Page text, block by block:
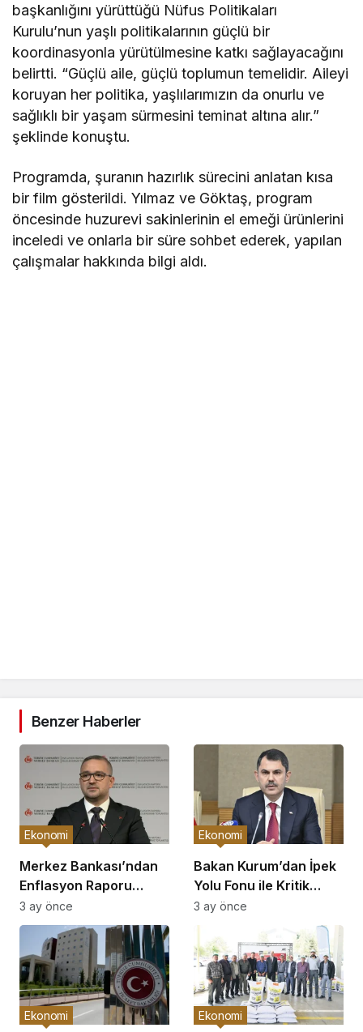
başkanlığını yürüttüğü Nüfus Politikaları
Kurulu’nun yaşlı politikalarının güçlü bir
koordinasyonla yürütülmesine katkı sağlayacağını
belirtti. “Güçlü aile, güçlü toplumun temelidir. Aileyi
koruyan her politika, yaşlılarımızın da onurlu ve
sağlıklı bir yaşam sürmesini teminat altına alır.”
şeklinde konuştu.
Programda, şuranın hazırlık sürecini anlatan kısa
bir film gösterildi. Yılmaz ve Göktaş, program
öncesinde huzurevi sakinlerinin el emeği ürünlerini
inceledi ve onlarla bir süre sohbet ederek, yapılan
çalışmalar hakkında bilgi aldı.
Benzer Haberler
Merkez Bankası’ndan
Enflasyon Raporu
Açıklaması
Ekonomi
3 ay önce
Bakan Kurum’dan İpek
Yolu Fonu ile Kritik
Görüşme
Ekonomi
3 ay önce
Ekonomi Ekonomi